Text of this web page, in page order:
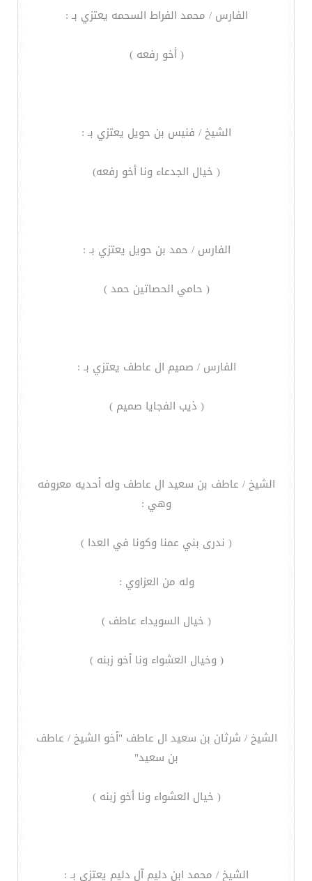
الفارس / محمد الفراط السحمه يعتزي بـ :
( أخو رفعه )
الشيخ / فنيس بن حويل يعتزي بـ :
( خيال الجدعاء ونا أخو رفعه)
الفارس / حمد بن حويل يعتزي بـ :
( حامي الحصاتين حمد )
الفارس / صميم ال عاطف يعتزي بـ :
( ذيب الفجايا صميم )
الشيخ / عاطف بن سعيد ال عاطف وله أحديه معروفه
وهي :
( ندرى بني عمنا وكونا في العدا )
وله من العزاوي :
( خيال السويداء عاطف )
( وخيال العشواء ونا أخو زبنه )
الشيخ / شرثان بن سعيد ال عاطف "أخو الشيخ / عاطف
بن سعيد"
( خيال العشواء ونا أخو زبنه )
الشيخ / محمد ابن دليم آل دليم يعتزي بـ :